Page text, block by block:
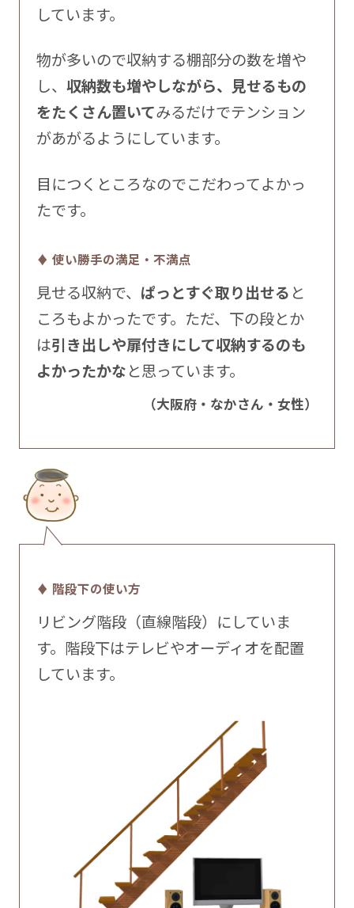
しています。
物が多いので収納する棚部分の数を増や
し、 収納数も増やしながら、見せるもの
をたくさん置いてみるだけでテンション
があがるようにしています。
目につくところなのでこだわってよかっ
たです。
♦ 使い勝手の満足・不満点
見せる収納で、 ぱっとすぐ取り出せる と
ころもよかったです。ただ、下の段とか
は引き出しや扉付きにして収納するのも
よかったかなと思っています。
（大阪府・なかさん・女性）
♦ 階段下の使い方
リビング階段（直線階段）にしていま
す。階段下はテレビやオーディオを配置
しています。